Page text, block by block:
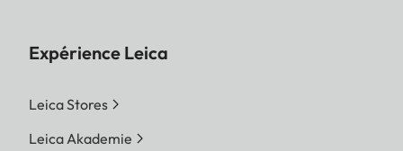
Expérience Leica
Leica Stores
Leica Akademie